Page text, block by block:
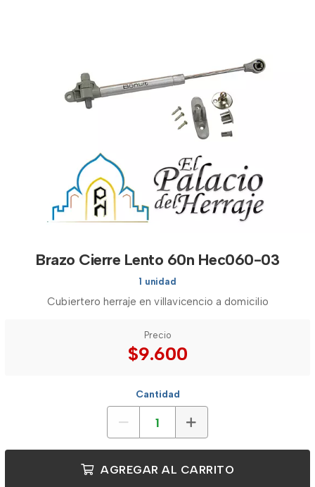
Brazo Cierre Lento 60n Hec060-03
1 unidad
Cubiertero herraje en villavicencio a domicilio
Precio
$9.600
Cantidad
AGREGAR AL CARRITO